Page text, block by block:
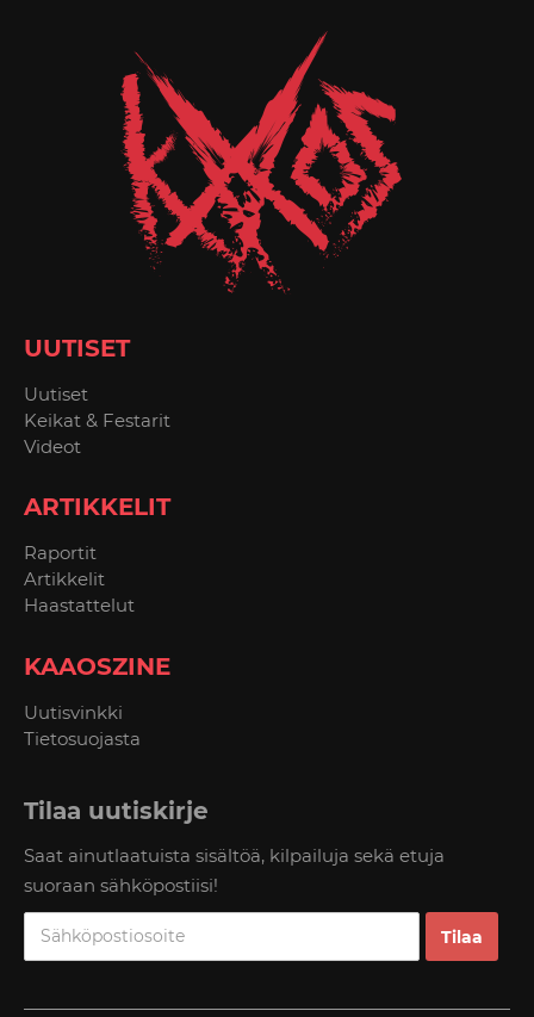
UUTISET
Uutiset
Keikat & Festarit
Videot
ARTIKKELIT
Raportit
Artikkelit
Haastattelut
KAAOSZINE
Uutisvinkki
Tietosuojasta
Tilaa uutiskirje
Saat ainutlaatuista sisältöä, kilpailuja sekä etuja
suoraan sähköpostiisi!